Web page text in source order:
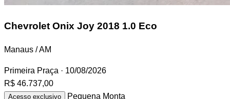
Chevrolet Onix Joy 2018 1.0 Eco
Manaus / AM
Primeira Praça · 10/08/2026
R$ 46.737,00
Acesso exclusivo Pequena Monta